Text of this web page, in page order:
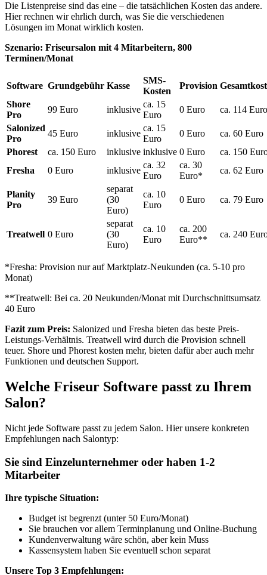
Die Listenpreise sind das eine – die tatsächlichen Kosten das andere.
Hier rechnen wir ehrlich durch, was Sie die verschiedenen
Lösungen im Monat wirklich kosten.
Szenario: Friseursalon mit 4 Mitarbeitern, 800
Terminen/Monat
Software Grundgebühr Kasse
SMS-
Kosten
Provision
Shore
Pro
99 Euro inklusive
ca. 15
Euro
0 Euro
ca. 114 Euro
Salonized
Pro
45 Euro inklusive
ca. 15
Euro
0 Euro
ca. 60 Euro
Phorest
ca. 150 Euro inklusive inklusive 0 Euro
ca. 150
Fresha
0 Euro inklusive
ca. 32
Euro
ca. 30
Euro*
ca. 62 Euro
Planity
Pro
39 Euro
separat
(30
Euro)
ca. 10
Euro
0 Euro ca. 79 Euro
Treatwell 0 Euro
separat
(30
Euro)
ca. 10
Euro
ca. 200
Euro**
ca. 240
*Fresha: Provision nur auf Marktplatz-Neukunden (ca. 5-10 pro
Monat)
**Treatwell: Bei ca. 20 Neukunden/Monat mit Durchschnittsumsatz
40 Euro
Fazit zum Preis: Salonized und Fresha bieten das beste Preis-
Leistungs-Verhältnis. Treatwell wird durch die Provision schnell
teuer. Shore und Phorest kosten mehr, bieten dafür aber auch mehr
Funktionen und deutschen Support.
Welche Friseur Software passt zu Ihrem
Salon?
Nicht jede Software passt zu jedem Salon. Hier unsere konkreten
Empfehlungen nach Salontyp:
Sie sind Einzelunternehmer oder haben 1-2
Mitarbeiter
Ihre typische Situation:
Budget ist begrenzt (unter 50 Euro/Monat)
Sie brauchen vor allem Terminplanung und Online-Buchung
Kundenverwaltung wäre schön, aber kein Muss
Kassensystem haben Sie eventuell schon separat
Unsere Top 3 Empfehlungen: